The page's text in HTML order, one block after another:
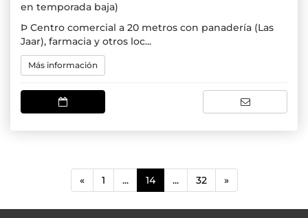
en temporada baja)
Þ Centro comercial a 20 metros con panadería (Las
Jaar), farmacia y otros loc...
Más información
« 1 ... 14(current)
... 32 »